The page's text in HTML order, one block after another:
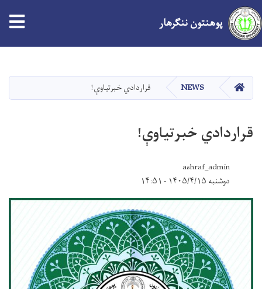
main
content
پوهنتون ننګرهار
صفحه اصلیNEWS قراردادي خبرتیاوې!
قراردادي خبرتیاوې!
ashraf_admin
دوشنبه ۱۴۰۵/۴/۱۵ - ۱۴:۵۱